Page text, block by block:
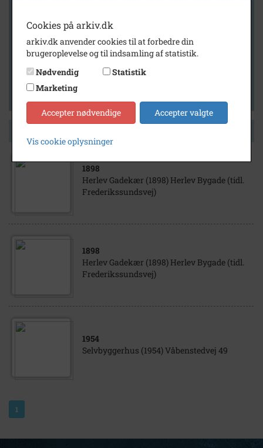
Vis kun med billeder
Vis kun med filmklip
Vis kun med kilder
1898
Herlev Gadekær (1898) Herlev Bygade (tidl.
Frederikssundsvej)
1898
Herlev Gadekær (1898) Herlev Bygade (tidl.
Frederikssundsvej)
1954
Selvbyggerhus (1954) Våbenstedvej 49
1
Cookies på arkiv.dk
arkiv.dk anvender cookies til at forbedre din
brugeroplevelse og til indsamling af statistik.
Nødvendig
Statistik
Marketing
Accepter nødvendige Accepter valgte
Vis cookie oplysninger